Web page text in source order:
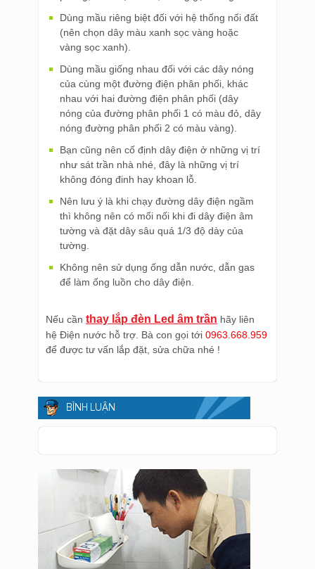
Dùng mầu riêng biệt đối với hệ thống nối đất
(nên chọn dây màu xanh sọc vàng hoặc
vàng sọc xanh).
Dùng mầu giống nhau đối với các dây nóng
của cùng một đường điện phân phối, khác
nhau với hai đường điện phân phối (dây
nóng của đường phân phối 1 có màu đỏ, dây
nóng đường phân phối 2 có màu vàng).
Bạn cũng nên cố định dây điện ở những vị trí
như sát trần nhà nhé, đây là những vị trí
không đóng đinh hay khoan lỗ.
Nên lưu ý là khi chạy đường dây điện ngầm
thì không nên có mối nối khi đi dây điện âm
tường và đặt dây sâu quá 1/3 độ dày của
tường.
Không nên sử dụng ống dẫn nước, dẫn gas
để làm ống luồn cho dây điện. ​
Nếu cần thay lắp đèn Led âm trần hãy liên
hệ Điện nước hỗ trợ. Bà con gọi tới 0963.668.959
để được tư vấn lắp đặt, sửa chữa nhé !
BÌNH LUẬN